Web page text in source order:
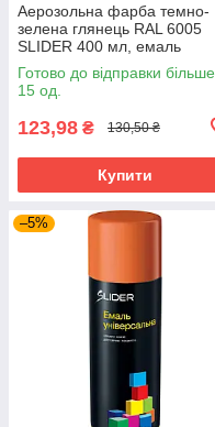
Аерозольна фарба темно-
зелена глянець RAL 6005
SLIDER 400 мл, емаль
фарба у балончику темно-
зелена
Готово до відправки більше
15 од.
123,98 ₴ 130,50 ₴
Купити
–5%